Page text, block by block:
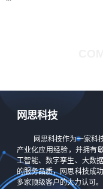
网思科技
网思科技作为一家科
产业化应用经验，并拥有
工智能、数字孪生、大数
的服务品质，网思科技成
多家顶级客户的大力认可。